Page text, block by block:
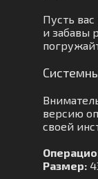
Пусть
и забавы
версию
своей
Размер: